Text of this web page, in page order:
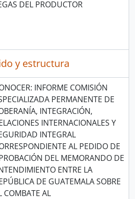
DEL PRODUCTOR
y estructura
INFORME COMISIÓN
PERMANENTE DE
INTEGRACIÓN,
INTERNACIONALES Y
INTEGRAL
AL PEDIDO DE
DEL MEMORANDO DE
ENTRE LA
DE GUATEMALA SOBRE
COMBATE AL